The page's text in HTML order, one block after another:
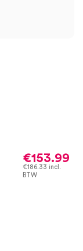
€153.99
€186.33 incl.
BTW